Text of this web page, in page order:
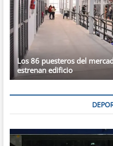
Los 86 puesteros del
estrenan edificio